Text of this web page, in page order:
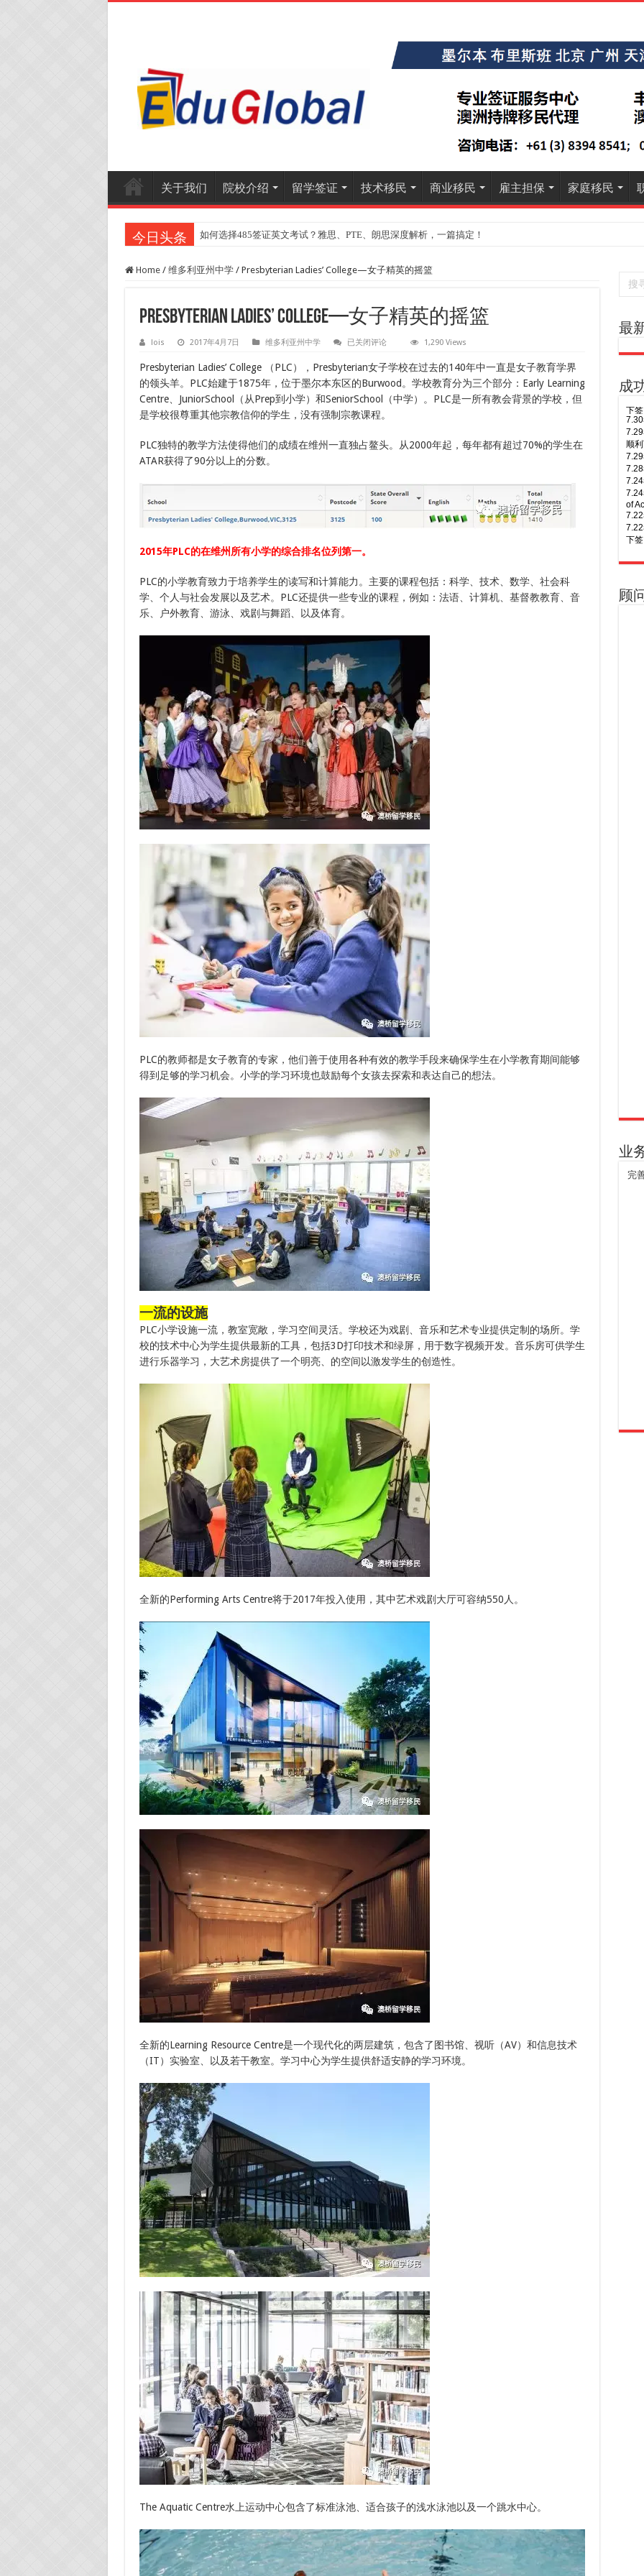
关于我们 院校介绍 留学签证 技术移民 商业移民 雇主担保 家庭移民
今日头条 如何选择485签证英文考试？雅思、PTE、朗思深度解析，一篇搞定！
2025年《澳洲金融评论报》大学排名出炉：一份关乎本地就业与声誉的择校指南
Home / 维多利亚州中学 / Presbyterian Ladies’ College—女子精英的摇篮
Presbyterian Ladies’ College—女子精英的摇篮
lois 2017年4月7日 维多利亚州中学
Presbyterian
—
女
子
精
英
的
篮
已关闭评论 1,290 Views
Presbyterian Ladies’ College （PLC），Presbyterian女子学校在过去的140年中一直是女子教育学界
的领头羊。PLC始建于1875年，位于墨尔本东区的Burwood。学校教育分为三个部分：Early Learning
Centre、JuniorSchool（从Prep到小学）和SeniorSchool（中学）。PLC是一所有教会背景的学校，但
是学校很尊重其他宗教信仰的学生，没有强制宗教课程。
PLC独特的教学方法使得他们的成绩在维州一直独占鳌头。从2000年起，每年都有超过70%的学生在
ATAR获得了90分以上的分数。
2015年PLC的在维州所有小学的综合排名位列第一。
PLC的小学教育致力于培养学生的读写和计算能力。主要的课程包括：科学、技术、数学、社会科
学、个人与社会发展以及艺术。PLC还提供一些专业的课程，例如：法语、计算机、基督教教育、音
乐、户外教育、游泳、戏剧与舞蹈、以及体育。
PLC的教师都是女子教育的专家，他们善于使用各种有效的教学手段来确保学生在小学教育期间能够
得到足够的学习机会。小学的学习环境也鼓励每个女孩去探索和表达自己的想法。
一流的设施
PLC小学设施一流，教室宽敞，学习空间灵活。学校还为戏剧、音乐和艺术专业提供定制的场所。学
校的技术中心为学生提供最新的工具，包括3D打印技术和绿屏，用于数字视频开发。音乐房可供学生
进行乐器学习，大艺术房提供了一个明亮、的空间以激发学生的创造性。
全新的Performing Arts Centre将于2017年投入使用，其中艺术戏剧大厅可容纳550人。
全新的Learning Resource Centre是一个现代化的两层建筑，包含了图书馆、视听（AV）和信息技术
（IT）实验室、以及若干教室。学习中心为学生提供舒适安静的学习环境。
The Aquatic Centre水上运动中心包含了标准泳池、适合孩子的浅水泳池以及一个跳水中心。
最
成
8.6
顺
of
下
签！
顾
业
完